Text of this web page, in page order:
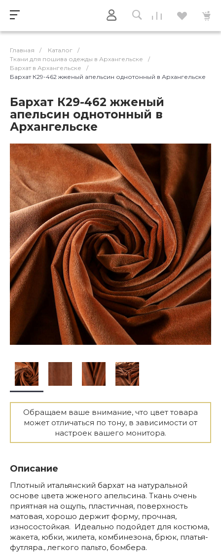
Главная / Каталог
/
Ткани для пошива одежды в Архангельске
/
Бархат в Архангельске
/
Бархат К29-462 жженый апельсин однотонный в Архангельске
Бархат К29-462 жженый
апельсин однотонный в
Архангельске
Обращаем ваше внимание, что цвет товара
может отличаться по тону, в зависимости от
настроек вашего монитора.
Описание
Плотный итальянский бархат на натуральной
основе цвета жженого апельсина. Ткань очень
приятная на ощупь, пластичная, поверхность
матовая, хорошо держит форму, прочная,
износостойкая. Идеально подойдет для костюма,
жакета, юбки, жилета, комбинезона, брюк, платья-
футляра., легкого пальто, бомбера.